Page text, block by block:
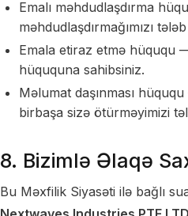
Emalı məhdudlaşdırma
məhdudlaşdırmağımızı
Emala etiraz etmə hüququ
hüququna sahibsiniz.
Məlumat daşınması
birbaşa sizə ötürməyimizi
8. Bizimlə Əlaqə
Bu Məxfilik Siyasəti ilə bağlı